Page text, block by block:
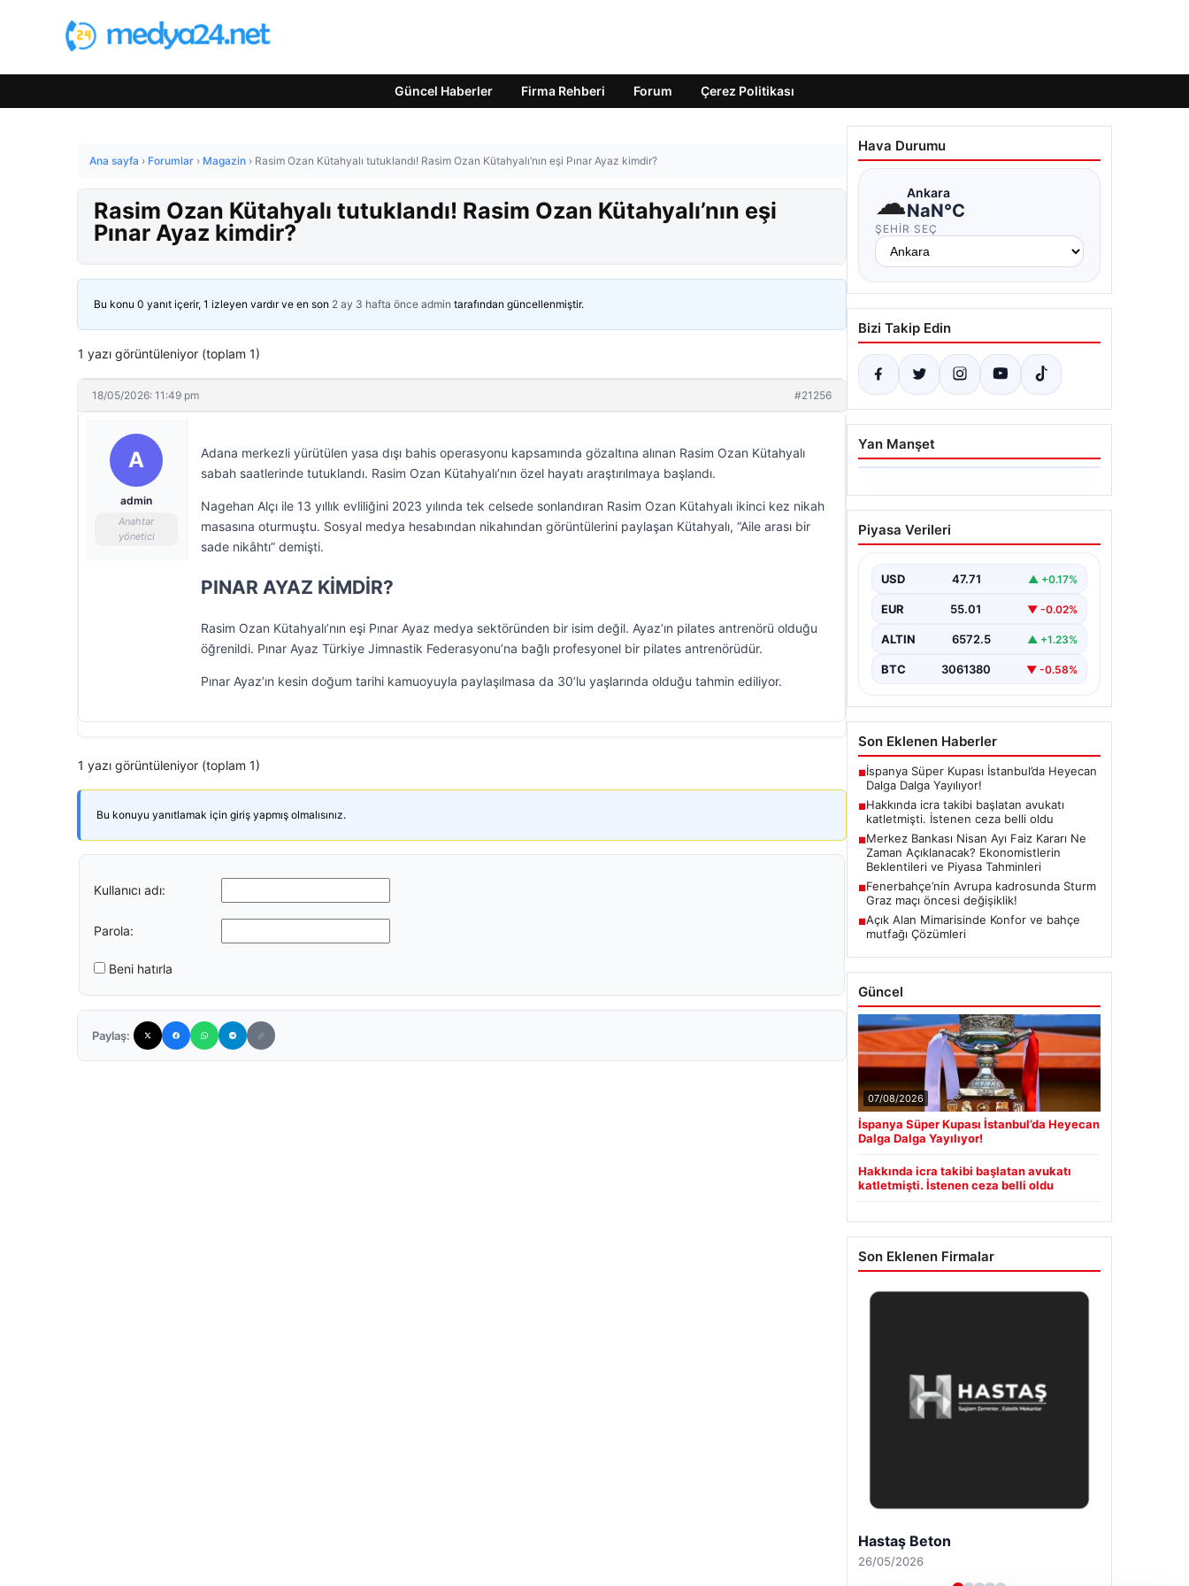
Güncel Haberler Firma Rehberi Forum Çerez Politikası
Ana sayfa › Forumlar › Magazin › Rasim Ozan Kütahyalı tutuklandı! Rasim Ozan Kütahyalı’nın eşi Pınar Ayaz kimdir?
Rasim Ozan Kütahyalı tutuklandı! Rasim Ozan Kütahyalı’nın eşi
Pınar Ayaz kimdir?
Bu konu 0 yanıt içerir, 1 izleyen vardır ve en son 2 ay 3 hafta önce admin tarafından güncellenmiştir.
1 yazı görüntüleniyor (toplam 1)
18/05/2026: 11:49 pm #21256
A
admin
Anahtar
yönetici
Adana merkezli yürütülen yasa dışı bahis operasyonu kapsamında gözaltına alınan Rasim Ozan Kütahyalı
sabah saatlerinde tutuklandı. Rasim Ozan Kütahyalı’nın özel hayatı araştırılmaya başlandı.
Nagehan Alçı ile 13 yıllık evliliğini 2023 yılında tek celsede sonlandıran Rasim Ozan Kütahyalı ikinci kez nikah
masasına oturmuştu. Sosyal medya hesabından nikahından görüntülerini paylaşan Kütahyalı, “Aile arası bir
sade nikâhtı” demişti.
PINAR AYAZ KİMDİR?
Rasim Ozan Kütahyalı’nın eşi Pınar Ayaz medya sektöründen bir isim değil. Ayaz’ın pilates antrenörü olduğu
öğrenildi. Pınar Ayaz Türkiye Jimnastik Federasyonu’na bağlı profesyonel bir pilates antrenörüdür.
Pınar Ayaz’ın kesin doğum tarihi kamuoyuyla paylaşılmasa da 30’lu yaşlarında olduğu tahmin ediliyor.
1 yazı görüntüleniyor (toplam 1)
Bu konuyu yanıtlamak için giriş yapmış olmalısınız.
Kullanıcı adı:
Parola:
Beni hatırla
Paylaş:
Hava Durumu
☁Ankara
NaN°C
ŞEHIR SEÇ
Bizi Takip Edin
Yan Manşet
06.08.2026
Hakkında icra takibi
başlatan avukatı
belli oldu
{"title": "İcra Takibine Zarar Verme
Nedeniyle Avukata Yönelik Silahlı
"content":…
Piyasa Verileri
USD 47.71 ▲ +0.17%
EUR 55.01 ▼ -0.02%
ALTIN 6572.5 ▲ +1.23%
BTC 3061380 ▼ -0.58%
Son Eklenen Haberler
■İspanya Süper Kupası İstanbul’da Heyecan
Dalga Dalga Yayılıyor!
■Hakkında icra takibi başlatan avukatı
katletmişti. İstenen ceza belli oldu
■Merkez Bankası Nisan Ayı Faiz Kararı Ne
Zaman Açıklanacak? Ekonomistlerin
Beklentileri ve Piyasa Tahminleri
■Fenerbahçe’nin Avrupa kadrosunda Sturm
Graz maçı öncesi değişiklik!
■Açık Alan Mimarisinde Konfor ve bahçe
mutfağı Çözümleri
Güncel
07/08/2026
İspanya Süper Kupası İstanbul’da Heyecan
Dalga Dalga Yayılıyor!
Hakkında icra takibi başlatan avukatı
katletmişti. İstenen ceza belli oldu
Son Eklenen Firmalar
Hastaş Beton
26/05/2026